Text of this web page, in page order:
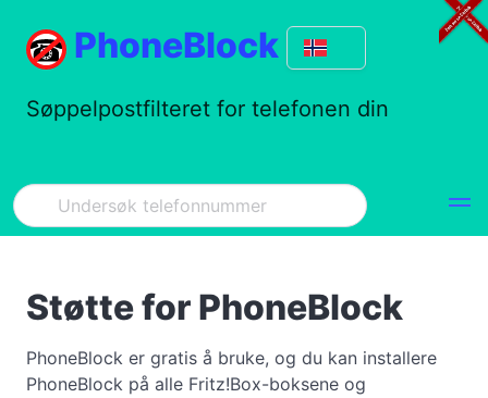
PhoneBlock
Søppelpostfilteret for telefonen din
Støtte for PhoneBlock
PhoneBlock er gratis å bruke, og du kan installere
PhoneBlock på alle Fritz!Box-boksene og